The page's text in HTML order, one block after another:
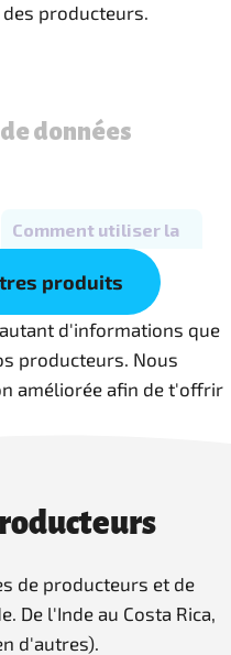
producteurs.
produits
d'informations que
producteurs. Nous
améliorée afin de t'offrir
de producteurs et de
De l'Inde au Costa Rica,
d'autres).